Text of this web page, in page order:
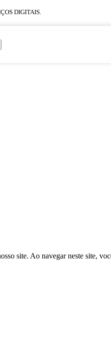
DIGITAIS.
site. Ao navegar neste site,